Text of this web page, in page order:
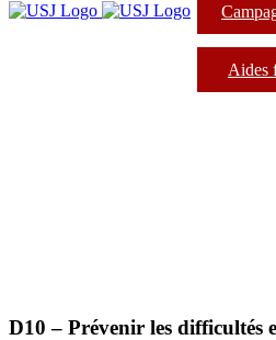
Aides
D10 – Prévenir les difficultés